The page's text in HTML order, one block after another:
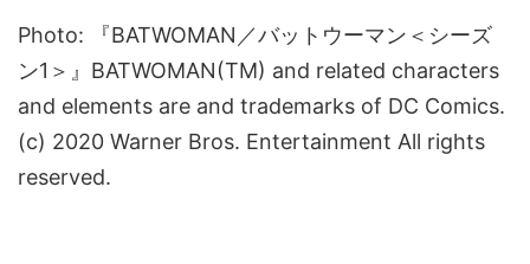
Photo: 『BATWOMAN／バットウーマン＜シーズ
ン1＞』BATWOMAN(TM) and related characters
and elements are and trademarks of DC Comics.
(c) 2020 Warner Bros. Entertainment All rights
reserved.